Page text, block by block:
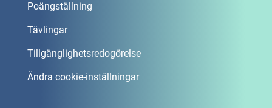
Poängställning
Tävlingar
Tillgänglighetsredogörelse
Ändra cookie-inställningar